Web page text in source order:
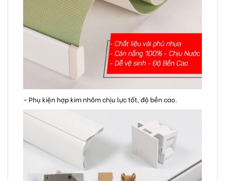
– Phụ kiện hợp kim nhôm chịu lực tốt, độ bền cao.